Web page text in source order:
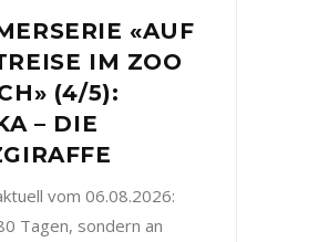
«AUF
IM ZOO
(4/5):
– DIE
vom 06.08.2026:
Tagen, sondern an